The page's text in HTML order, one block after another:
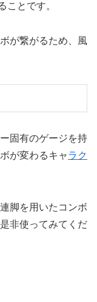
ことです。
が繋がるため、風
固有のゲージを持
が変わるキャラク
脚を用いたコンボ
非使ってみてくだ